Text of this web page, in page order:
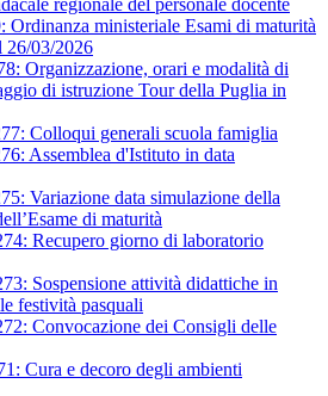
regionale del personale docente
Ordinanza ministeriale Esami di maturità
26/03/2026
Organizzazione, orari e modalità di
di istruzione Tour della Puglia in
Colloqui generali scuola famiglia
Assemblea d'Istituto in data
Variazione data simulazione della
di maturità
Recupero giorno di laboratorio
Sospensione attività didattiche in
festività pasquali
Convocazione dei Consigli delle
Cura e decoro degli ambienti